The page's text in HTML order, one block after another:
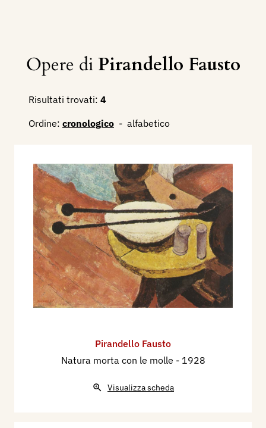
Opere diPirandello Fausto
Risultati trovati: 4
Ordine: cronologico - alfabetico
Pirandello Fausto
Natura morta con le molle - 1928
Visualizza scheda